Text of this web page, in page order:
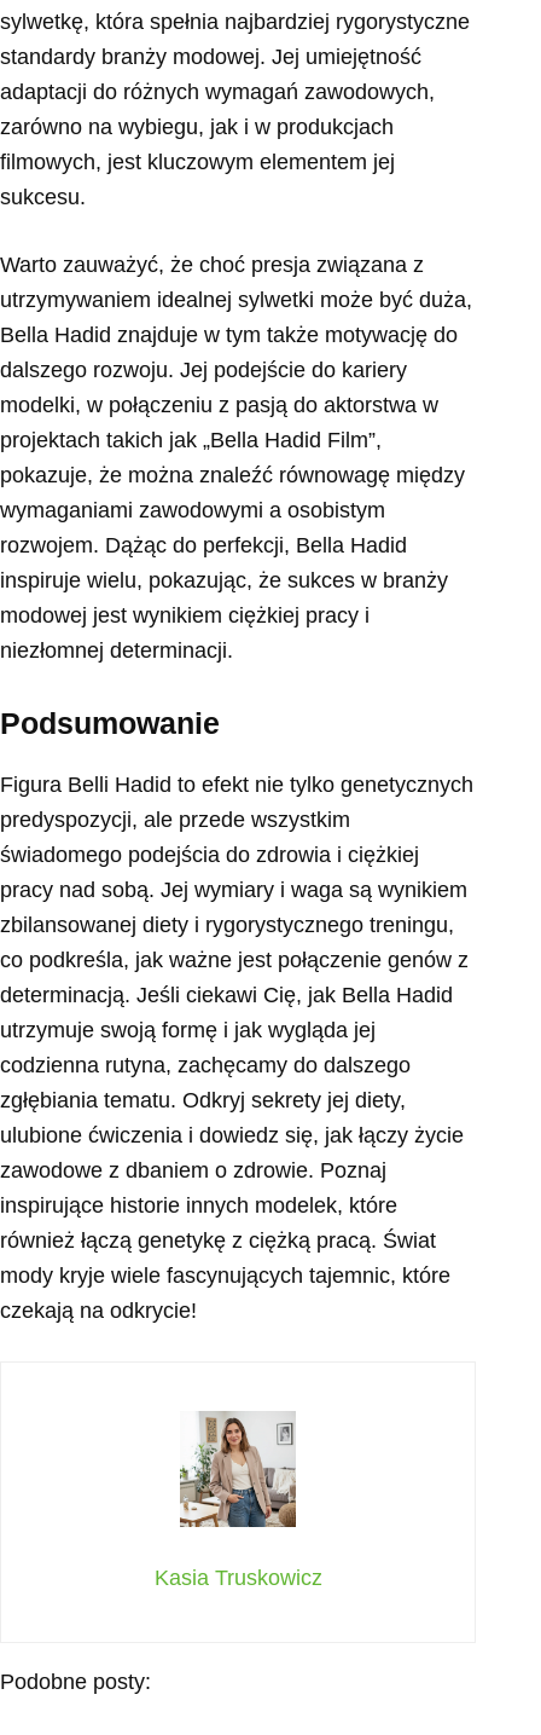
sylwetkę, która spełnia najbardziej rygorystyczne
standardy branży modowej. Jej umiejętność
adaptacji do różnych wymagań zawodowych,
zarówno na wybiegu, jak i w produkcjach
filmowych, jest kluczowym elementem jej
sukcesu.
Warto zauważyć, że choć presja związana z
utrzymywaniem idealnej sylwetki może być duża,
Bella Hadid znajduje w tym także motywację do
dalszego rozwoju. Jej podejście do kariery
modelki, w połączeniu z pasją do aktorstwa w
projektach takich jak „Bella Hadid Film”,
pokazuje, że można znaleźć równowagę między
wymaganiami zawodowymi a osobistym
rozwojem. Dążąc do perfekcji, Bella Hadid
inspiruje wielu, pokazując, że sukces w branży
modowej jest wynikiem ciężkiej pracy i
niezłomnej determinacji.
Podsumowanie
Figura Belli Hadid to efekt nie tylko genetycznych
predyspozycji, ale przede wszystkim
świadomego podejścia do zdrowia i ciężkiej
pracy nad sobą. Jej wymiary i waga są wynikiem
zbilansowanej diety i rygorystycznego treningu,
co podkreśla, jak ważne jest połączenie genów z
determinacją. Jeśli ciekawi Cię, jak Bella Hadid
utrzymuje swoją formę i jak wygląda jej
codzienna rutyna, zachęcamy do dalszego
zgłębiania tematu. Odkryj sekrety jej diety,
ulubione ćwiczenia i dowiedz się, jak łączy życie
zawodowe z dbaniem o zdrowie. Poznaj
inspirujące historie innych modelek, które
również łączą genetykę z ciężką pracą. Świat
mody kryje wiele fascynujących tajemnic, które
czekają na odkrycie!
Kasia Truskowicz
Podobne posty: